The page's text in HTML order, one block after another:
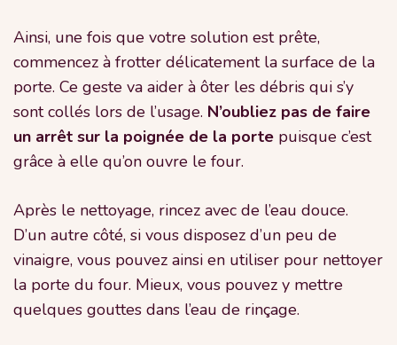
Ainsi, une fois que votre solution est prête,
commencez à frotter délicatement la surface de la
porte. Ce geste va aider à ôter les débris qui s’y
sont collés lors de l’usage. N’oubliez pas de faire
un arrêt sur la poignée de la porte puisque c’est
grâce à elle qu’on ouvre le four.
Après le nettoyage, rincez avec de l’eau douce.
D’un autre côté, si vous disposez d’un peu de
vinaigre, vous pouvez ainsi en utiliser pour nettoyer
la porte du four. Mieux, vous pouvez y mettre
quelques gouttes dans l’eau de rinçage.